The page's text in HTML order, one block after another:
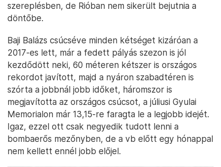
szereplésben, de Rióban nem sikerült bejutnia a
döntőbe.
Baji Balázs csúcséve minden kétséget kizáróan a
2017-es lett, már a fedett pályás szezon is jól
kezdődött neki, 60 méteren kétszer is országos
rekordot javított, majd a nyáron szabadtéren is
szórta a jobbnál jobb időket, háromszor is
megjavította az országos csúcsot, a júliusi Gyulai
Memorialon már 13,15-re faragta le a legjobb idejét.
Igaz, ezzel ott csak negyedik tudott lenni a
bombaerős mezőnyben, de a vb előtt egy hónappal
nem kellett ennél jobb előjel.